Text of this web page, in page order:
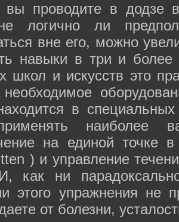
вы проводите в додзе
логично ли
вне его, можно
навыки в три и
школ и искусств это
необходимое
в
наиболее
на единой точке
) и управление
как ни
этого упражнения не
от болезни,